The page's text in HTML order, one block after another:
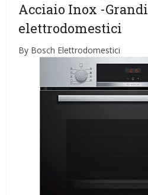
Acciaio Inox -Grandi
elettrodomestici
By Bosch Elettrodomestici